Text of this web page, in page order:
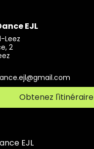
EJL
Leez
2
Obtenez l'itinéraire
EJL